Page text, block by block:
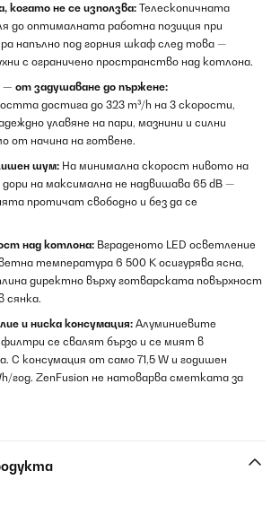
когато не се използва: Телескопичната
до оптималната работна позиция при
напълно под горния шкаф след това —
с ограничено пространство над котлона.
— от задушаване до пържене:
достига до 323 m³/h на 3 скорости,
улавяне на пари, мазнини и силни
от начина на готвене.
шум: На минимална скорост нивото на
на максимална не надвишава 65 dB —
протичат свободно и без да се
над котлона: Вграденото LED осветление
температура 6 500 K осигурява ясна,
директно върху готварската повърхност
сянка.
и ниска консумация: Алуминиевите
се свалят бързо и се мият в
С консумация от само 71,5 W и годишен
год. ZenFusion не натоварва сметката за